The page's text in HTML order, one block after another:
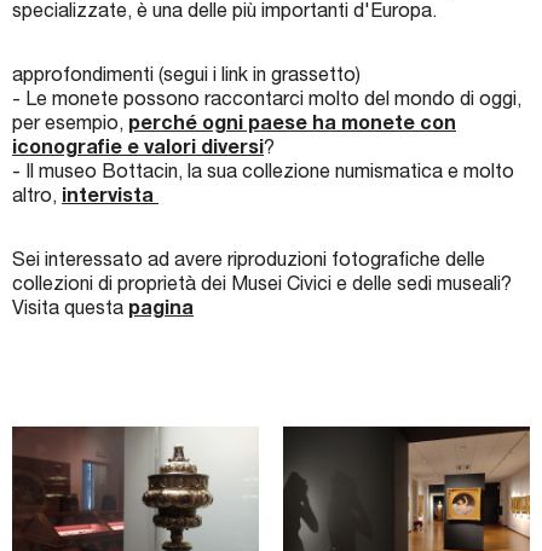
specializzate, è una delle più importanti d'Europa.
approfondimenti (segui i link in grassetto)
- Le monete possono raccontarci molto del mondo di oggi,
per esempio, perché ogni paese ha monete con
iconografie e valori diversi?
- Il museo Bottacin, la sua collezione numismatica e molto
altro, intervista
Sei interessato ad avere riproduzioni fotografiche delle
collezioni di proprietà dei Musei Civici e delle sedi museali?
Visita questa pagina